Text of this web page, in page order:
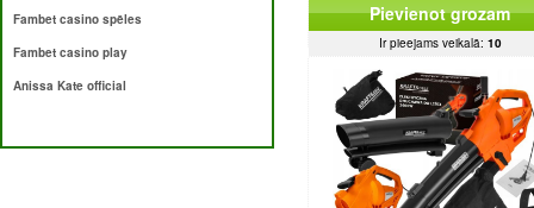
Fambet casino spēles
Fambet casino play
Anissa Kate official
Pievienot grozam
Ir pieejams veikalā: 10